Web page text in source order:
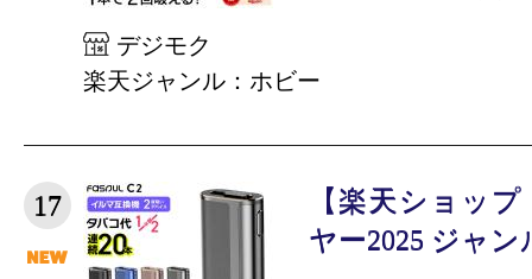
デジモク
楽天ジャンル：ホビー
17
【楽天ショッ
ヤー2025 ジャン